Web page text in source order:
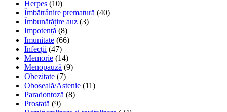
Herpes (10)
Îmbătrânire prematură (40)
Îmbunătățire auz (3)
Impotență (8)
Imunitate (66)
Infecții (47)
Memorie (14)
Menopauză (9)
Obezitate (7)
Oboseală/Astenie (11)
Paradontoză (8)
Prostată (9)